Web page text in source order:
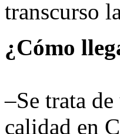
transcurso
¿Cómo
–Se trata
calidad en